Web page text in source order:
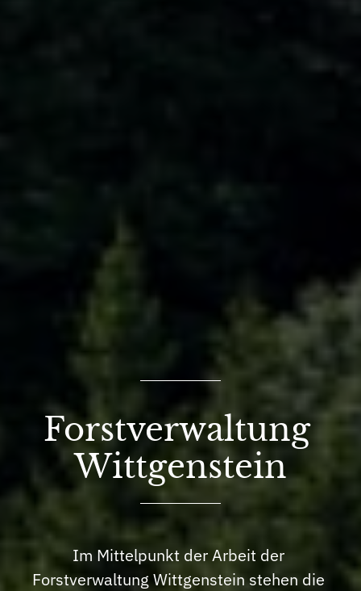
Forstverwaltung
Wittgenstein
Im Mittelpunkt der Arbeit der
Forstverwaltung Wittgenstein stehen die